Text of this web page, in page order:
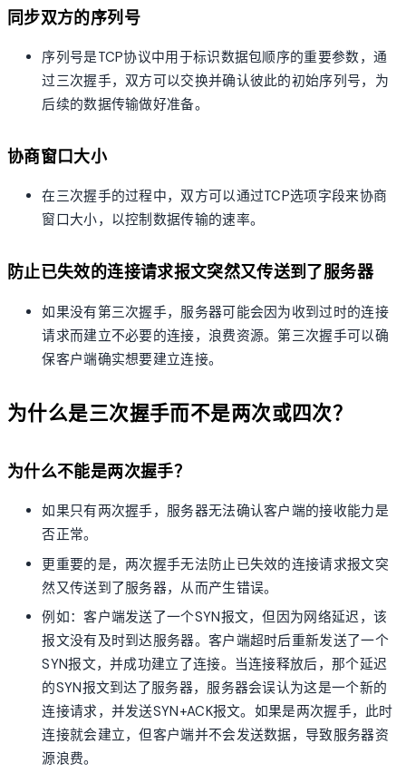
同步双方的序列号
序列号是TCP协议中用于标识数据包顺序的重要参数，通
过三次握手，双方可以交换并确认彼此的初始序列号，为
后续的数据传输做好准备。
协商窗口大小
在三次握手的过程中，双方可以通过TCP选项字段来协商
窗口大小，以控制数据传输的速率。
防止已失效的连接请求报文突然又传送到了服务器
如果没有第三次握手，服务器可能会因为收到过时的连接
请求而建立不必要的连接，浪费资源。第三次握手可以确
保客户端确实想要建立连接。
为什么是三次握手而不是两次或四次？
为什么不能是两次握手？
如果只有两次握手，服务器无法确认客户端的接收能力是
否正常。
更重要的是，两次握手无法防止已失效的连接请求报文突
然又传送到了服务器，从而产生错误。
例如：客户端发送了一个SYN报文，但因为网络延迟，该
报文没有及时到达服务器。客户端超时后重新发送了一个
SYN报文，并成功建立了连接。当连接释放后，那个延迟
的SYN报文到达了服务器，服务器会误认为这是一个新的
连接请求，并发送SYN+ACK报文。如果是两次握手，此时
连接就会建立，但客户端并不会发送数据，导致服务器资
源浪费。